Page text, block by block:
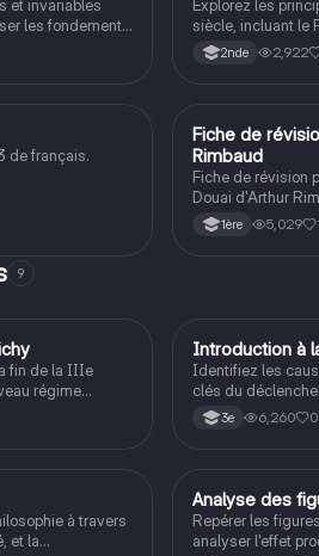
et invariables
les fondements
Explorez les
siècle, incluant le
Naturalisme, le
ressource
cette période.
2nde 2,922
de français.
Français
Fiche de
Rimbaud
Fiche de révision
Douai d'Arthur
1ère 5,029
9
fin de la IIIe
régime
IHistoire
Introduction à
Identifiez les
clés du
Pacifique.
3e 6,260 0
à travers
et la
AFrançais
Analyse des
Repérer les
analyser l'effet